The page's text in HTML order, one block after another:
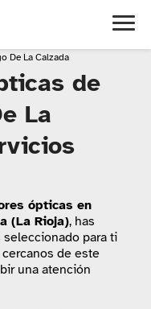
De La Calzada
de
La
ópticas en
(La Rioja), has
para ti
de este
una atención